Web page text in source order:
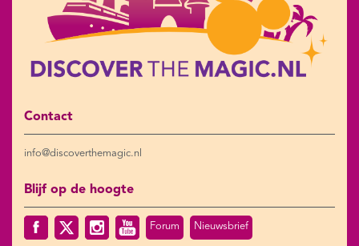
Contact
info@discoverthemagic.nl
Blijf op de hoogte
Forum Nieuwsbrief